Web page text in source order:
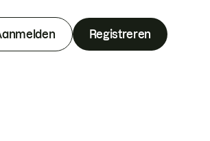
Registreren